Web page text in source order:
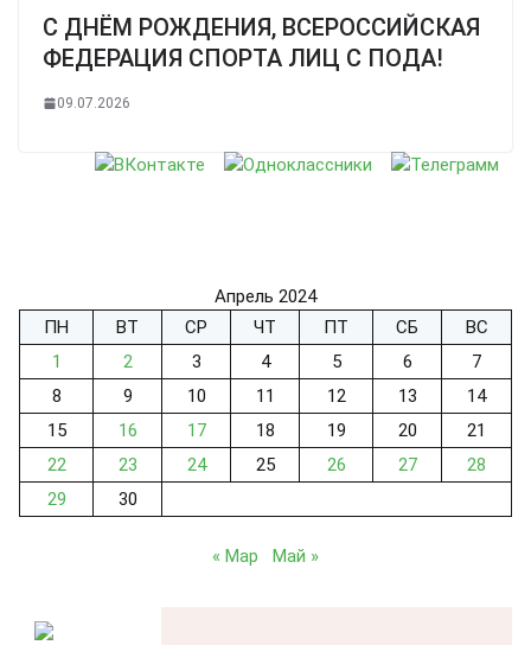
С ДНЁМ РОЖДЕНИЯ, ВСЕРОССИЙСКАЯ
ФЕДЕРАЦИЯ СПОРТА ЛИЦ С ПОДА!
09.07.2026
Апрель 2024
ПН
ВТ СР ЧТ ПТ СБ
ВС
1
2 3 4 5 6
7
8
9 10 11 12 13
14
15
16 17 18 19 20
21
22
23 24 25 26 27
28
29
30
« Мар Май »